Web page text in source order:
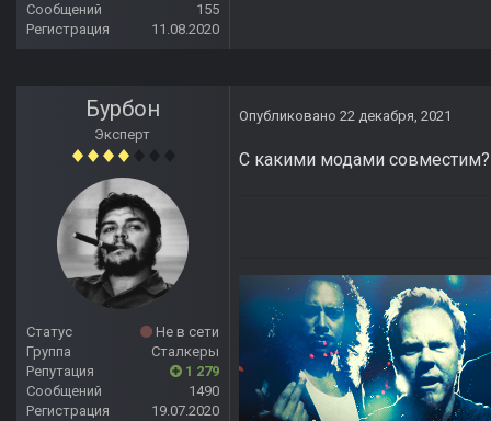
Сообщений
155
Регистрация
11.08.2020
Бурбон
Эксперт
Статус
Не в сети
Группа
Сталкеры
Репутация
1 279
Сообщений
1490
Регистрация
19.07.2020
Опубликовано 22 декабря, 2021
С какими модами совместим?